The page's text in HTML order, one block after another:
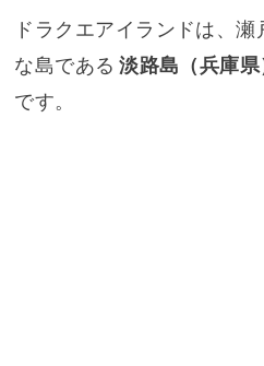
ドラクエアイランドは、
な島である 淡路島（兵庫県
です。